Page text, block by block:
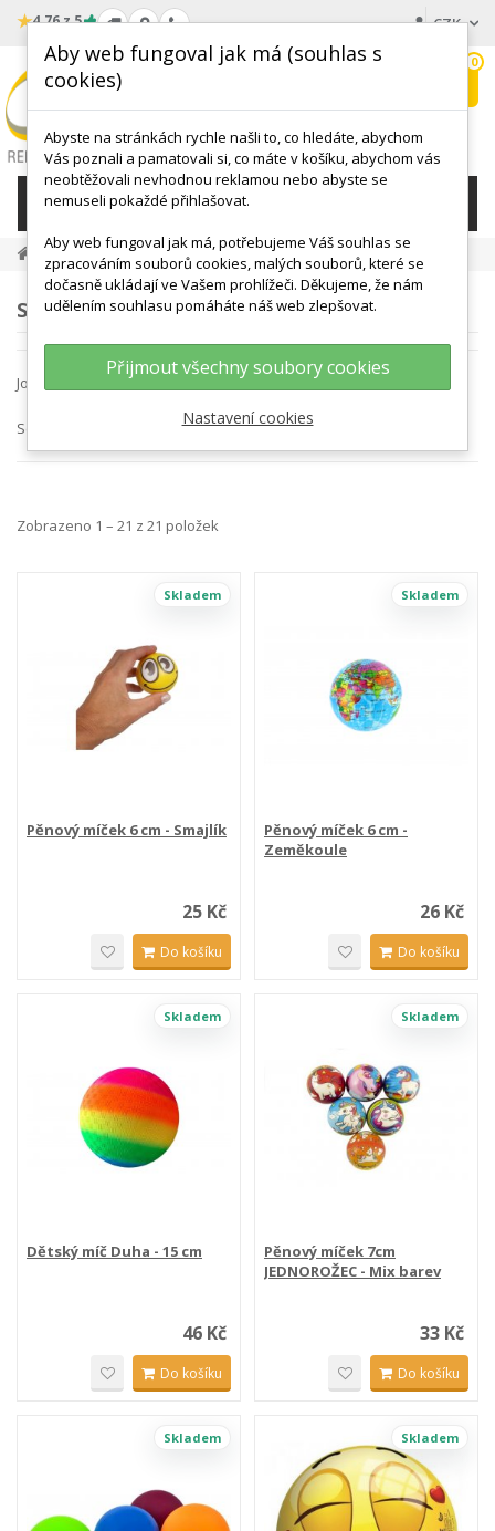
★4.76 z 5 CZK
wishlist
0
KATEGORIE
John
SEZNAM PRODUKTŮ VÝROBCE JOHN
John
Seřadit podle
Zobrazeno 1 – 21 z 21 položek
Skladem
Pěnový míček 6 cm - Smajlík
25 Kč
Do košíku
Skladem
Pěnový míček 6 cm -
Zeměkoule
26 Kč
Do košíku
Skladem
Dětský míč Duha - 15 cm
46 Kč
Do košíku
Skladem
Pěnový míček 7cm
JEDNOROŽEC - Mix barev
33 Kč
Do košíku
Skladem Skladem
Aby web fungoval jak má (souhlas s
cookies)
Abyste na stránkách rychle našli to, co hledáte, abychom
Vás poznali a pamatovali si, co máte v košíku, abychom vás
neobtěžovali nevhodnou reklamou nebo abyste se
nemuseli pokaždé přihlašovat.
Aby web fungoval jak má, potřebujeme Váš souhlas se
zpracováním souborů cookies, malých souborů, které se
dočasně ukládají ve Vašem prohlížeči. Děkujeme, že nám
udělením souhlasu pomáháte náš web zlepšovat.
Přijmout všechny soubory cookies
Nastavení cookies